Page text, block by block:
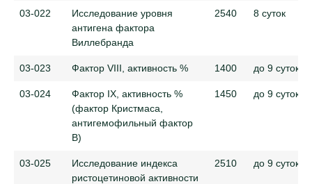
03-022
Исследование уровня
антигена фактора
Виллебранда
2540 8 суток
03-023 Фактор VIII, активность % 1400 до 9 суток
03-024
Фактор IX, активность %
(фактор Кристмаса,
антигемофильный фактор
В)
1450 до 9 суток
03-025
Исследование индекса
ристоцетиновой активности
2510 до 9 суток